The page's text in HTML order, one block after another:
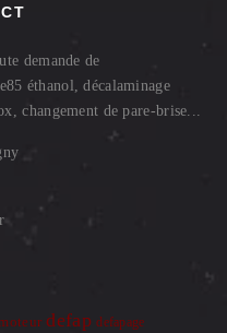
demande de
éthanol, décalaminage
changement de pare-brise...
defap defapage